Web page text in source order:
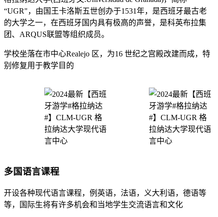
“UGR"，由国王卡洛斯五世创办于1531年，是西班牙最古老
的大学之一，在西班牙国内具有极高的声誉，是科英布拉集
团、ARQUS联盟等组织成员。
学校坐落在市中心Realejo 区，为16 世纪之宫殿改建而成，特
别修复用于教学目的
多国语言课程
开设各种现代语言课程，例英语，法语，义大利语，德语等
等，国际生将有许多机会和当地学生交流语言和文化